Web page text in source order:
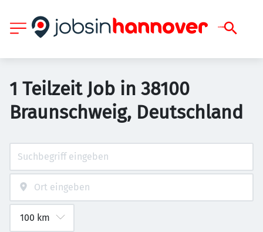
1 Teilzeit Job in 38100
Braunschweig, Deutschland